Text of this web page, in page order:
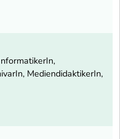
MediendidaktikerIn,